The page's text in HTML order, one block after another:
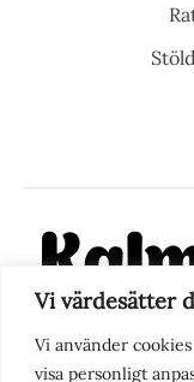
Vi värdesätter
Vi använder
visa personligt
KalmarPosten är en
fokus på
perspektivet, vill